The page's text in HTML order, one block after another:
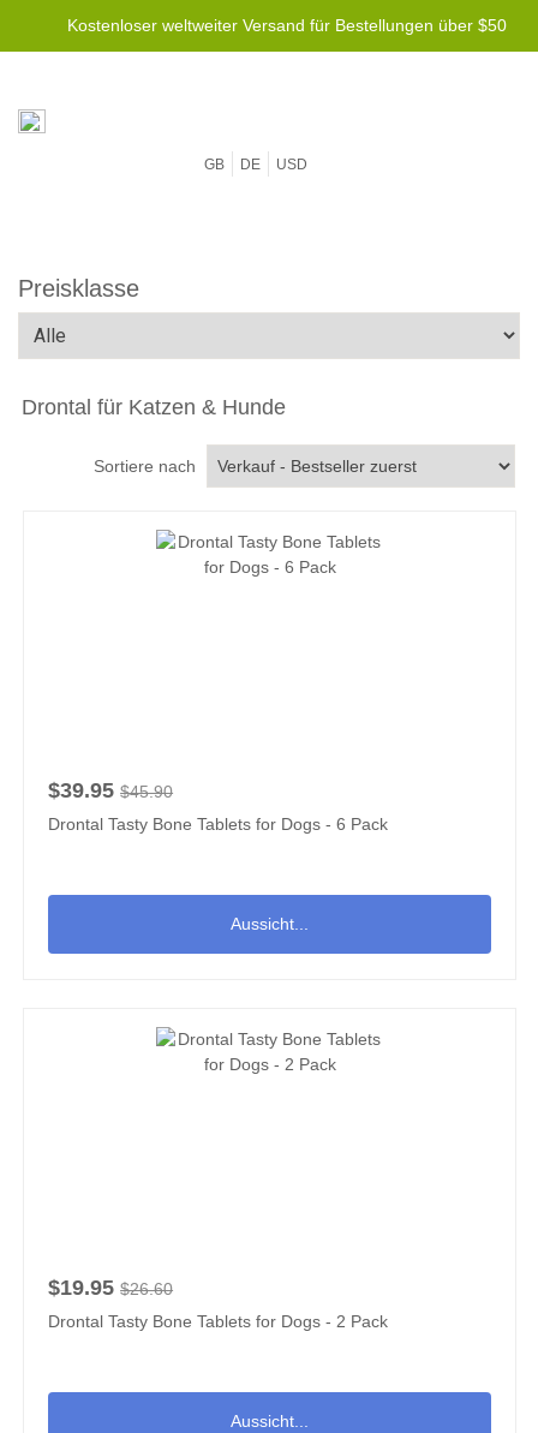
Kostenloser weltweiter Versand für Bestellungen über $50
GB DE USD
Preisklasse
Drontal für Katzen & Hunde
Sortiere nach
$39.95 $45.90
Drontal Tasty Bone Tablets for Dogs - 6 Pack
Aussicht...
$19.95 $26.60
Drontal Tasty Bone Tablets for Dogs - 2 Pack
Aussicht...